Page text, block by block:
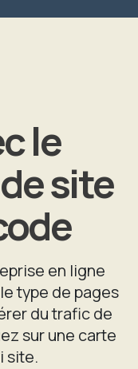
le
site
en ligne
type de pages
du trafic de
sur une carte
site.